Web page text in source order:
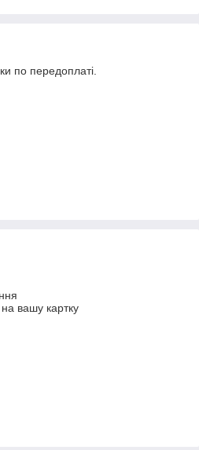
по передоплаті.
вашу картку